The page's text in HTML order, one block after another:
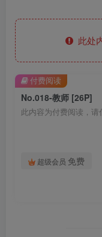
此处
No.018-教师 [26P]
此内容为付费阅读，请
超级会员 免费
付费阅读